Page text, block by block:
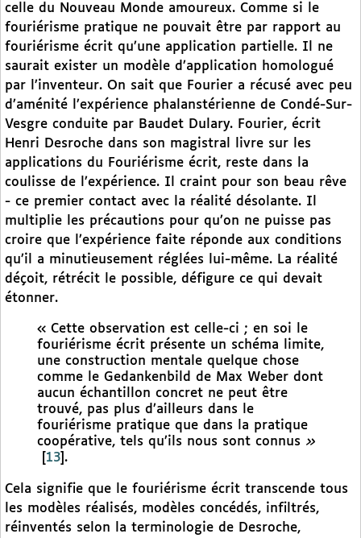
celle du Nouveau Monde amoureux. Comme si le
fouriérisme pratique ne pouvait être par rapport au
fouriérisme écrit qu’une application partielle. Il ne
saurait exister un modèle d’application homologué
par l’inventeur. On sait que Fourier a récusé avec peu
d’aménité l’expérience phalanstérienne de Condé-Sur-
Vesgre conduite par Baudet Dulary. Fourier, écrit
Henri Desroche dans son magistral livre sur les
applications du Fouriérisme écrit, reste dans la
coulisse de l’expérience. Il craint pour son beau rêve
- ce premier contact avec la réalité désolante. Il
multiplie les précautions pour qu’on ne puisse pas
croire que l’expérience faite réponde aux conditions
qu’il a minutieusement réglées lui-même. La réalité
déçoit, rétrécit le possible, défigure ce qui devait
étonner.
« Cette observation est celle-ci ; en soi le
fouriérisme écrit présente un schéma limite,
une construction mentale quelque chose
comme le Gedankenbild de Max Weber dont
aucun échantillon concret ne peut être
trouvé, pas plus d’ailleurs dans le
fouriérisme pratique que dans la pratique
coopérative, tels qu’ils nous sont connus »
13 .
Cela signifie que le fouriérisme écrit transcende tous
les modèles réalisés, modèles concédés, infiltrés,
réinventés selon la terminologie de Desroche,